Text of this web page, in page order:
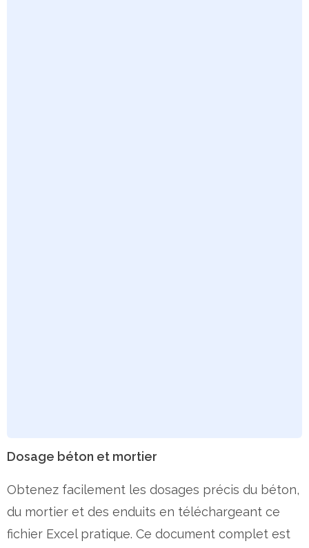
Dosage béton et mortier
Obtenez facilement les dosages précis du béton,
du mortier et des enduits en téléchargeant ce
fichier Excel pratique. Ce document complet est